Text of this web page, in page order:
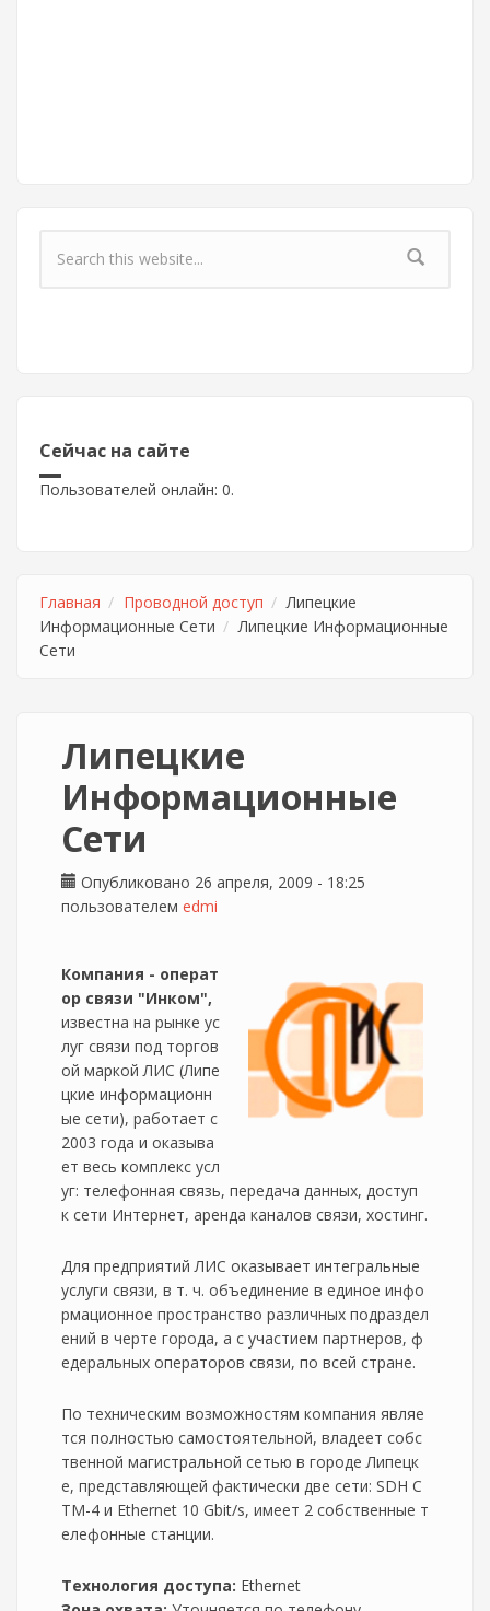
Форма поиска
Сейчас на сайте
Пользователей онлайн: 0.
Главная Проводной доступ
Липецкие
Информационные Сети
Липецкие Информационные
Сети
Липецкие
Информационные
Сети
Опубликовано 26 апреля, 2009 - 18:25
пользователем edmi
Компания - операт
ор связи "Инком",
известна на рынке ус
луг связи под торгов
ой маркой ЛИС (Липе
цкие информационн
ые сети), работает с
2003 года и оказыва
ет весь комплекс усл
уг: телефонная связь, передача данных, доступ
к сети Интернет, аренда каналов связи, хостинг.
Для предприятий ЛИС оказывает интегральные
услуги связи, в т. ч. объединение в единое инфо
рмационное пространство различных подраздел
ений в черте города, а с участием партнеров, ф
едеральных операторов связи, по всей стране.
По техническим возможностям компания являе
тся полностью самостоятельной, владеет собс
твенной магистральной сетью в городе Липецк
е, представляющей фактически две сети: SDH С
ТМ-4 и Ethernet 10 Gbit/s, имеет 2 собственные т
елефонные станции.
Технология доступа: Ethernet